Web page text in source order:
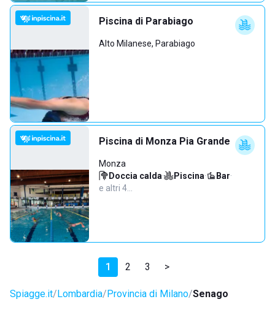
Piscina di Parabiago
Alto Milanese, Parabiago
Piscina di Monza Pia Grande
Monza
Doccia calda· Piscina· Bar·
e altri 4…
1 2 3 >
Spiagge.it Lombardia Provincia di Milano Senago